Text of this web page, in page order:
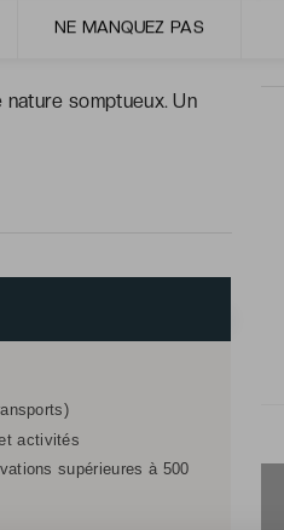
NE MANQUEZ PAS
restaurant. Une très
somptueux. Un
activités
supérieures à 500